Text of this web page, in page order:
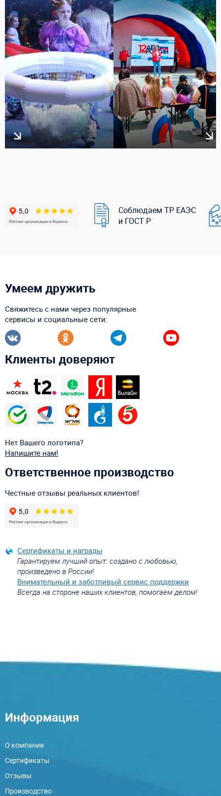
Соблюдаем ТР ЕАЭС
и ГОСТ Р
Умеем дружить
Свяжитесь с нами через популярные
сервисы и социальные сети:
Клиенты доверяют
Нет Вашего логотипа?
Напишите нам!
Ответственное производство
Честные отзывы реальных клиентов!
Сертификаты и награды
Гарантируем лучший опыт: создано с любовью,
произведено в России!
Внимательный и заботливый сервис поддержки
Всегда на стороне наших клиентов, помогаем делом!
Информация
О компании
Сертификаты
Отзывы
Производство